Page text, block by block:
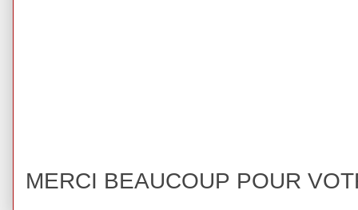
MERCI BEAUCOUP POUR